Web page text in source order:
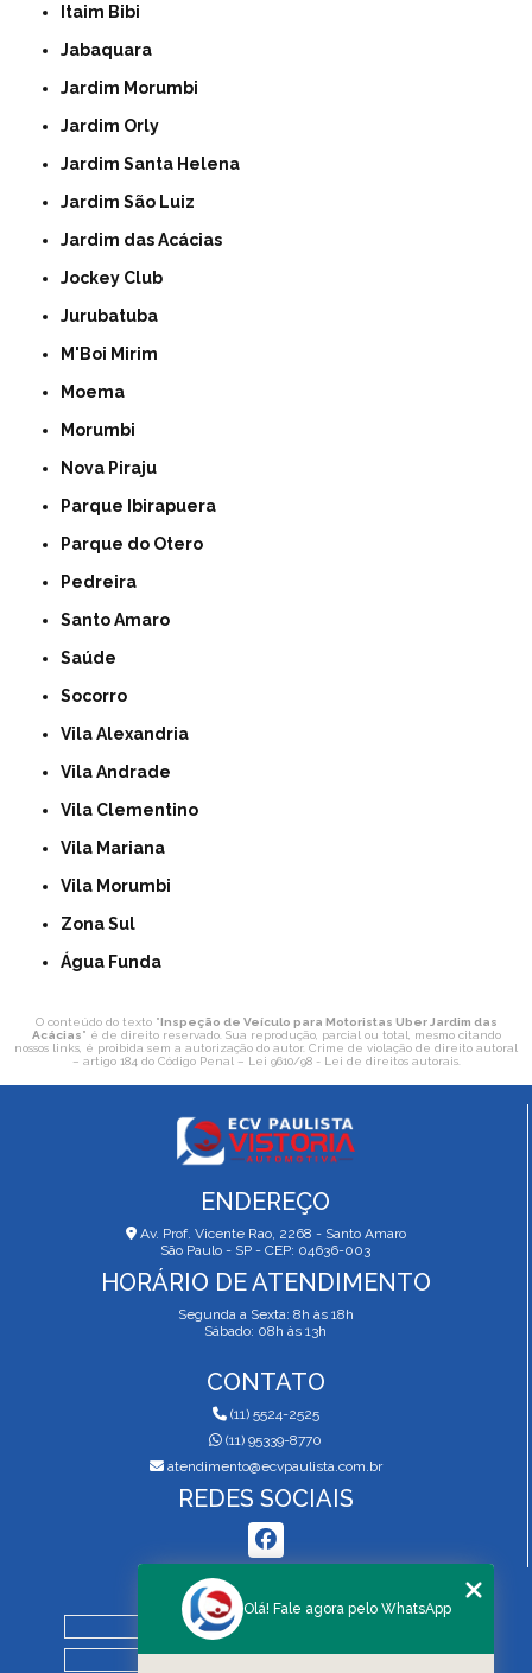
Itaim Bibi
Jabaquara
Jardim Morumbi
Jardim Orly
Jardim Santa Helena
Jardim São Luiz
Jardim das Acácias
Jockey Club
Jurubatuba
M'Boi Mirim
Moema
Morumbi
Nova Piraju
Parque Ibirapuera
Parque do Otero
Pedreira
Santo Amaro
Saúde
Socorro
Vila Alexandria
Vila Andrade
Vila Clementino
Vila Mariana
Vila Morumbi
Zona Sul
Água Funda
O conteúdo do texto "Inspeção de Veículo para Motoristas Uber Jardim das
Acácias" é de direito reservado. Sua reprodução, parcial ou total, mesmo citando
nossos links, é proibida sem a autorização do autor. Crime de violação de direito autoral
– artigo 184 do Código Penal – Lei 9610/98 - Lei de direitos autorais.
ENDEREÇO
Av. Prof. Vicente Rao, 2268 - Santo Amaro
São Paulo - SP - CEP: 04636-003
HORÁRIO DE ATENDIMENTO
Segunda a Sexta: 8h às 18h
Sábado: 08h às 13h
CONTATO
(11) 5524-2525
(11) 95339-8770
atendimento@ecvpaulista.com.br
REDES SOCIAIS
MENU
QUEM SOMOS
Olá! Fale agora pelo WhatsApp